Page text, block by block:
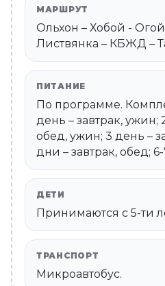
МАРШРУТ
Ольхон – Хобой -
Листвянка – КБЖД –
ПИТАНИЕ
По программе.
день – завтрак, ужин;
обед, ужин; 3 день –
дни – завтрак, обед;
ДЕТИ
Принимаются c 5-ти
ТРАНСПОРТ
Микроавтобус.